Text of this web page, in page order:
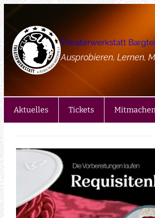
springen
Theaterwerkstatt
Ausprobieren, Lernen,
Aktuelles Tickets